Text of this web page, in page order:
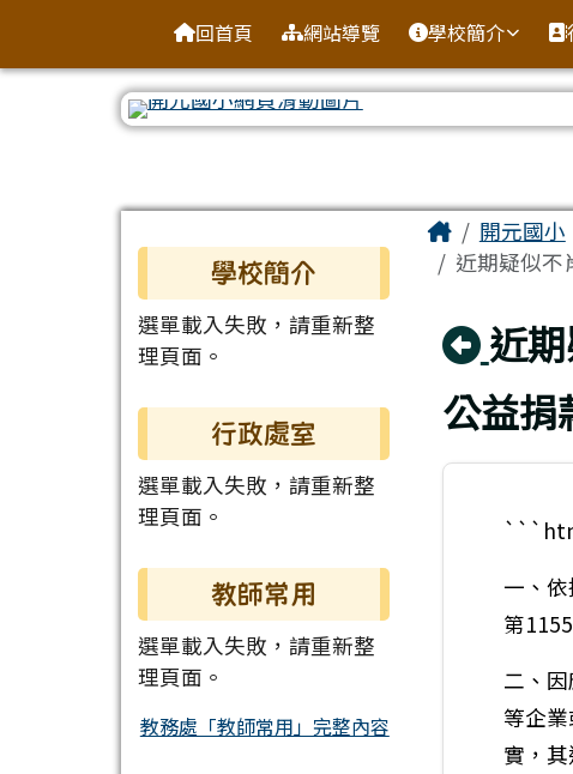
臺南市北區開元國民小學
回首頁 網站導覽 學校簡介
左邊區域內容
學校簡介
選單載入失敗，請重新整
理頁面。
行政處室
選單載入失敗，請重新整
理頁面。
教師常用
選單載入失敗，請重新整
理頁面。
教務處「教師常用」完整內容
主內容
Home開元國小
近期疑似不
回
近
公益捐
一、
第
二、
等企
實，
頁尾區域